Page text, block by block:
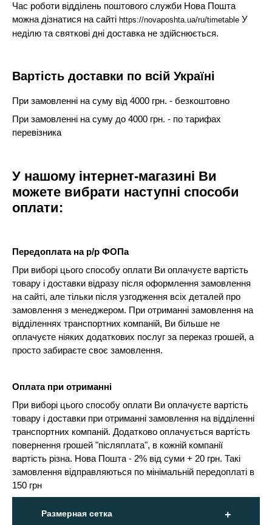
Час роботи відділень поштового служби Нова Пошта
можна дізнатися на сайтіhttps://novaposhta.ua/ru/timetable У
неділю та святкові дні доставка не здійснюється.
Вартість доставки по всій Україні
При замовленні на суму від 4000 грн. - безкоштовно
При замовленні на суму до 4000 грн. - по тарифах
перевізника
У нашому інтернет-магазині Ви
можете вибрати наступні способи
оплати:
Передоплата на р/р ФОПа
При виборі цього способу оплати Ви оплачуєте вартість
товару і доставки відразу після оформлення замовлення
на сайті, але тільки після узгодження всіх деталей про
замовлення з менеджером. При отриманні замовлення на
відділеннях транспортних компаній, Ви більше не
оплачуєте ніяких додаткових послуг за переказ грошей, а
просто забираєте своє замовлення.
Оплата при отриманні
При виборі цього способу оплати Ви оплачуєте вартість
товару і доставки при отриманні замовлення на відділенні
транспортних компаній. Додатково оплачується вартість
повернення грошей "післяплата", в кожній компанії
вартість різна. Нова Пошта - 2% від суми + 20 грн. Такі
замовлення відправляються по мінімальній передоплаті в
150 грн
Размерная сетка